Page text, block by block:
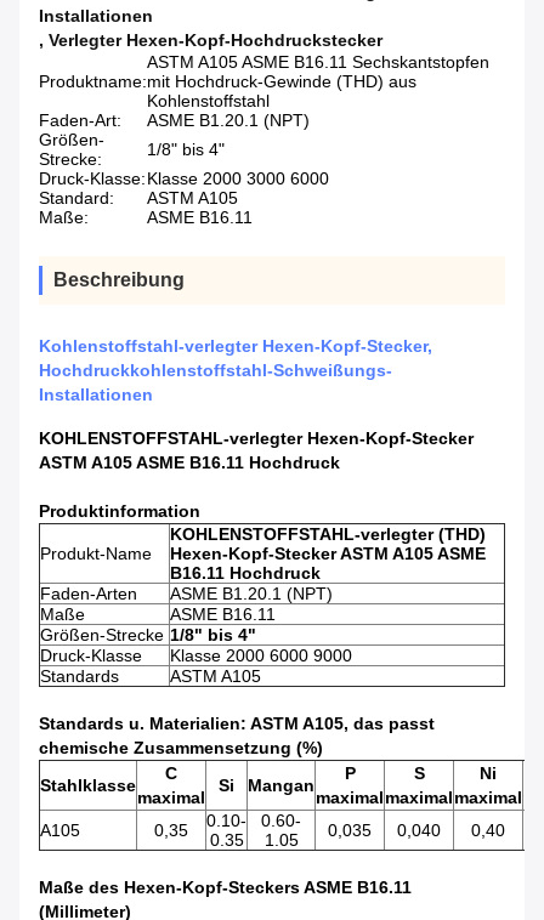
Installationen
, Verlegter Hexen-Kopf-Hochdruckstecker
Produktname:
ASTM A105 ASME B16.11 Sechskantstopfen
mit Hochdruck-Gewinde (THD) aus
Kohlenstoffstahl
Faden-Art:
ASME B1.20.1 (NPT)
Größen-
Strecke:
1/8" bis 4"
Druck-Klasse:Klasse 2000 3000 6000
Standard:
ASTM A105
Maße:
ASME B16.11
Beschreibung
Kohlenstoffstahl-verlegter Hexen-Kopf-Stecker,
Hochdruckkohlenstoffstahl-Schweißungs-
Installationen
KOHLENSTOFFSTAHL-verlegter Hexen-Kopf-Stecker
ASTM A105 ASME B16.11 Hochdruck
Produktinformation
Produkt-Name
KOHLENSTOFFSTAHL-verlegter (THD)
Hexen-Kopf-Stecker ASTM A105 ASME
B16.11 Hochdruck
Faden-Arten
ASME B1.20.1 (NPT)
Maße
ASME B16.11
Größen-Strecke 1/8" bis 4"
Druck-Klasse
Klasse 2000 6000 9000
Standards
ASTM A105
Standards u. Materialien: ASTM A105, das passt
chemische Zusammensetzung (%)
Stahlklasse
C
maximal
Si Mangan
P
maximal
S
maximal
Ni
maximal
A105
0,35
0.10-
0.35
0.60-
1.05
0,035 0,040 0,40
Maße des Hexen-Kopf-Steckers ASME B16.11
(Millimeter)